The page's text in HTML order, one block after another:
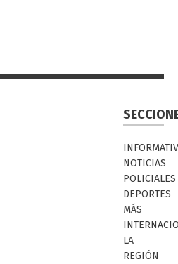
NOTICIAS
POLICIALES
DEPORTES
MÁS
LA
REGIÓN